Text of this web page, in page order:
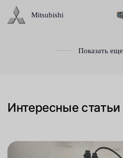
Mitsubishi
Показать еще
Интересные статьи